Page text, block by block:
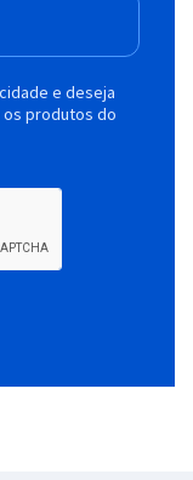
e deseja
produtos do